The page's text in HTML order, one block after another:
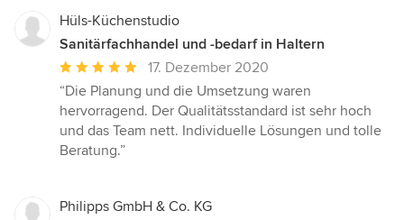
Hüls-Küchenstudio
Sanitärfachhandel und -bedarf in Haltern
Durchschnittliche
Bewertung:
5
von
5
17. Dezember 2020
“Die Planung und die Umsetzung waren
hervorragend. Der Qualitätsstandard ist sehr hoch
und das Team nett. Individuelle Lösungen und tolle
Beratung.”
Philipps GmbH & Co. KG